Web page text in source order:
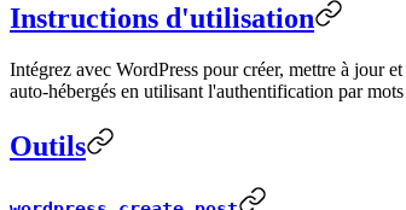
Instructions d'utilisation
Intégrez avec WordPress pour créer, mettre à jour
auto-hébergés en utilisant l'authentification par
Outils